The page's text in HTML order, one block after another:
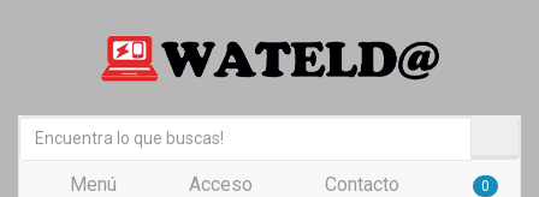
Menú Acceso Contacto 0